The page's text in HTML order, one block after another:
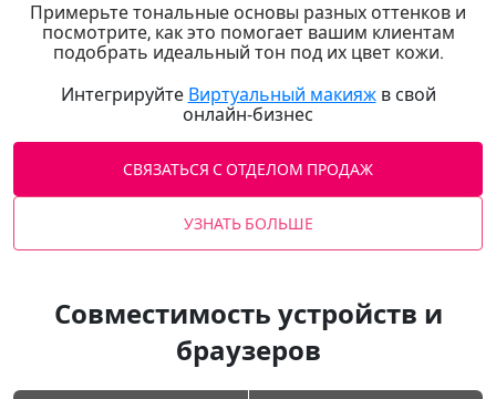
Примерьте тональные основы разных оттенков и
посмотрите, как это помогает вашим клиентам
подобрать идеальный тон под их цвет кожи.
Интегрируйте Виртуальный макияжв свой
онлайн‑бизнес
СВЯЗАТЬСЯ С ОТДЕЛОМ ПРОДАЖ
УЗНАТЬ БОЛЬШЕ
Совместимость устройств и
браузеров